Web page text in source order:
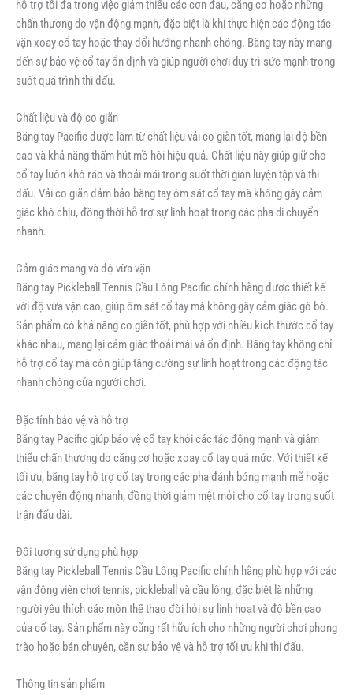
hỗ trợ tối đa trong việc giảm thiểu các cơn đau, căng cơ hoặc những
chấn thương do vận động mạnh, đặc biệt là khi thực hiện các động tác
vặn xoay cổ tay hoặc thay đổi hướng nhanh chóng. Băng tay này mang
đến sự bảo vệ cổ tay ổn định và giúp người chơi duy trì sức mạnh trong
suốt quá trình thi đấu.
Chất liệu và độ co giãn
Băng tay Pacific được làm từ chất liệu vải co giãn tốt, mang lại độ bền
cao và khả năng thấm hút mồ hôi hiệu quả. Chất liệu này giúp giữ cho
cổ tay luôn khô ráo và thoải mái trong suốt thời gian luyện tập và thi
đấu. Vải co giãn đảm bảo băng tay ôm sát cổ tay mà không gây cảm
giác khó chịu, đồng thời hỗ trợ sự linh hoạt trong các pha di chuyển
nhanh.
Cảm giác mang và độ vừa vặn
Băng tay Pickleball Tennis Cầu Lông Pacific chính hãng được thiết kế
với độ vừa vặn cao, giúp ôm sát cổ tay mà không gây cảm giác gò bó.
Sản phẩm có khả năng co giãn tốt, phù hợp với nhiều kích thước cổ tay
khác nhau, mang lại cảm giác thoải mái và ổn định. Băng tay không chỉ
hỗ trợ cổ tay mà còn giúp tăng cường sự linh hoạt trong các động tác
nhanh chóng của người chơi.
Đặc tính bảo vệ và hỗ trợ
Băng tay Pacific giúp bảo vệ cổ tay khỏi các tác động mạnh và giảm
thiểu chấn thương do căng cơ hoặc xoay cổ tay quá mức. Với thiết kế
tối ưu, băng tay hỗ trợ cổ tay trong các pha đánh bóng mạnh mẽ hoặc
các chuyển động nhanh, đồng thời giảm mệt mỏi cho cổ tay trong suốt
trận đấu dài.
Đối tượng sử dụng phù hợp
Băng tay Pickleball Tennis Cầu Lông Pacific chính hãng phù hợp với các
vận động viên chơi tennis, pickleball và cầu lông, đặc biệt là những
người yêu thích các môn thể thao đòi hỏi sự linh hoạt và độ bền cao
của cổ tay. Sản phẩm này cũng rất hữu ích cho những người chơi phong
trào hoặc bán chuyên, cần sự bảo vệ và hỗ trợ tối ưu khi thi đấu.
Thông tin sản phẩm